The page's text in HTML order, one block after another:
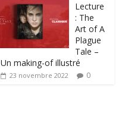
Lecture
: The
Art of A
Plague
Tale –
Un making-of illustré
23 novembre 2022 0